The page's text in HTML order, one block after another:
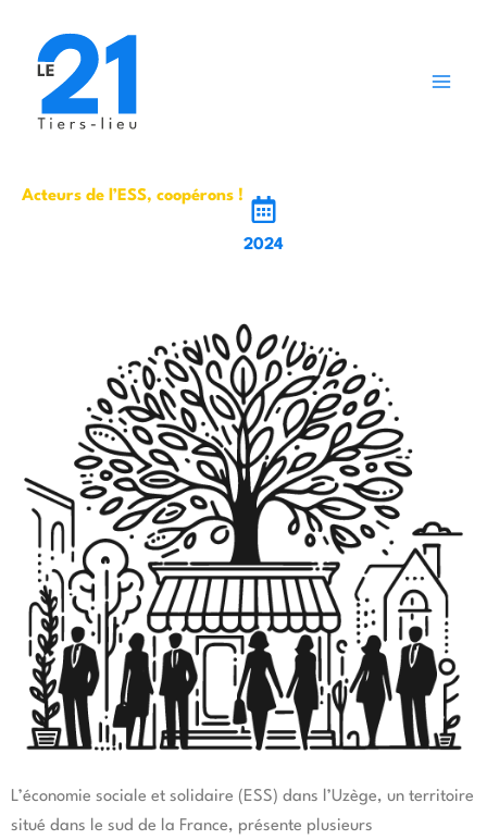
contenu
Acteurs de l’ESS, coopérons !
2024
L’économie sociale et solidaire (ESS) dans l’Uzège, un territoire
situé dans le sud de la France, présente plusieurs